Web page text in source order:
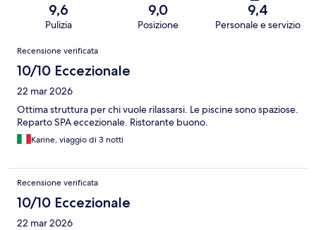
9,6
Pulizia
9,0
Posizione
9,4
Personale e servizio
Recensioni
Recensione verificata
10/10 Eccezionale
22 mar 2026
Ottima struttura per chi vuole rilassarsi. Le piscine sono spaziose.
Reparto SPA eccezionale. Ristorante buono.
Karine, viaggio di 3 notti
Recensione verificata
10/10 Eccezionale
22 mar 2026